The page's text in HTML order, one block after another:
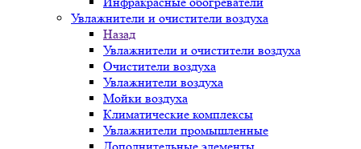
Увлажнители и очистители воздуха
Назад
Увлажнители и очистители воздуха
Очистители воздуха
Увлажнители воздуха
Мойки воздуха
Климатические комплексы
Увлажнители промышленные